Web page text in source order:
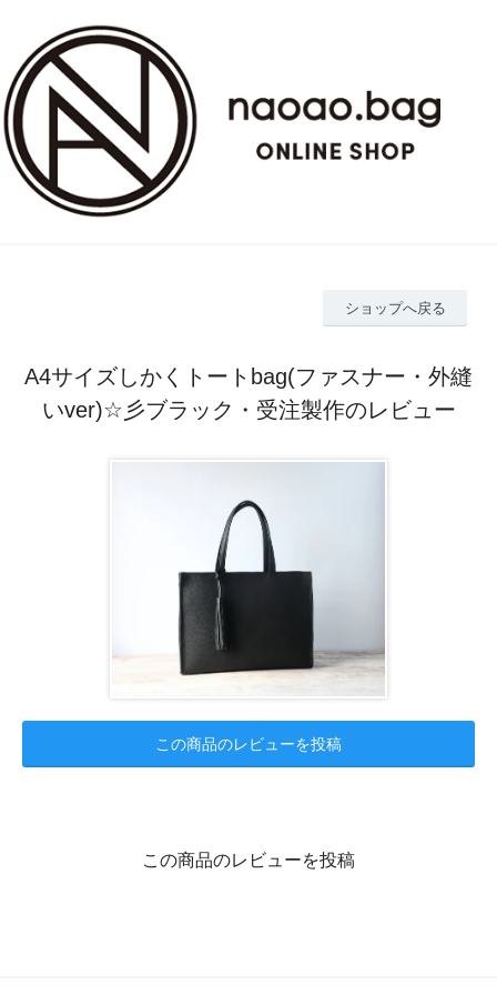
ショップへ戻る
A4サイズしかくトートbag(ファスナー・外縫
いver)☆彡ブラック・受注製作のレビュー
この商品のレビューを投稿
この商品のレビューを投稿